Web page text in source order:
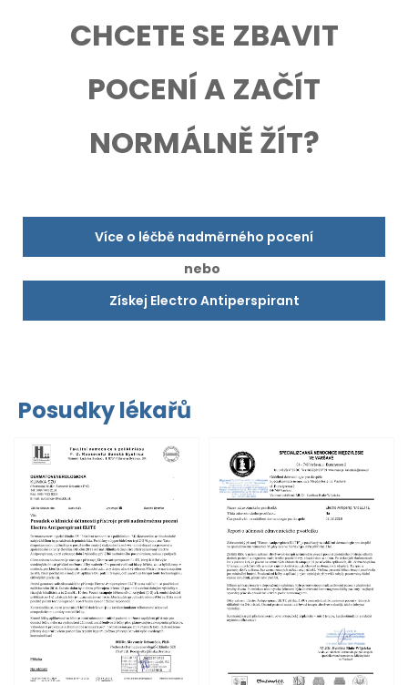
CHCETE SE ZBAVIT
POCENÍ A ZAČÍT
NORMÁLNĚ ŽÍT?
Více o léčbě nadměrného pocení
nebo
Získej Electro Antiperspirant
Posudky lékařů